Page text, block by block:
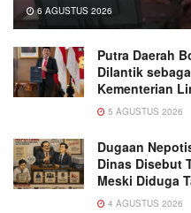
6 AGUSTUS 2026
Putra Daerah
Dilantik
Kementerian
5 AGUSTUS 2026
Dugaan
Dinas Disebut
Meski Diduga
4 AGUSTUS 2026